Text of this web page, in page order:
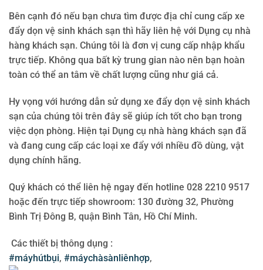
Bên cạnh đó nếu bạn chưa tìm được địa chỉ cung cấp xe
đẩy dọn vệ sinh khách sạn thì hãy liên hệ với Dụng cụ nhà
hàng khách sạn. Chúng tôi là đơn vị cung cấp nhập khẩu
trực tiếp. Không qua bất kỳ trung gian nào nên bạn hoàn
toàn có thể an tâm về chất lượng cũng như giá cả.
Hy vọng với hướng dẫn sử dụng xe đẩy dọn vệ sinh khách
sạn của chúng tôi trên đây sẽ giúp ích tốt cho bạn trong
việc dọn phòng. Hiện tại Dụng cụ nhà hàng khách sạn đã
và đang cung cấp các loại xe đẩy với nhiều đồ dùng, vật
dụng chính hãng.
Quý khách có thể liên hệ ngay đến hotline 028 2210 9517
hoặc đến trực tiếp showroom: 130 đường 32, Phường
Bình Trị Đông B, quận Bình Tân, Hồ Chí Minh.
Các thiết bị thông dụng :
#máyhútbụi, #máychàsànliênhợp,